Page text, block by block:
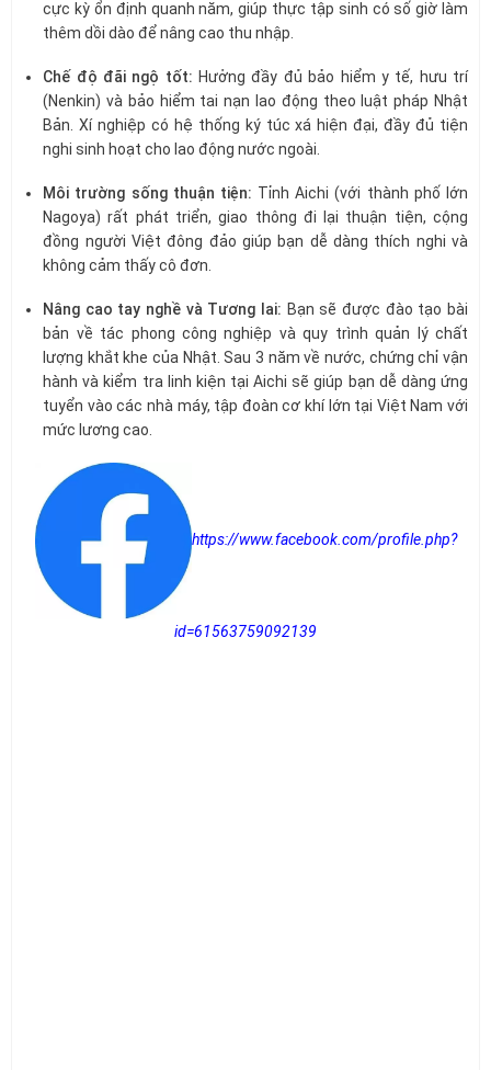
cực kỳ ổn định quanh năm, giúp thực tập sinh có số giờ làm
thêm dồi dào để nâng cao thu nhập.
Chế độ đãi ngộ tốt: Hưởng đầy đủ bảo hiểm y tế, hưu trí
(Nenkin) và bảo hiểm tai nạn lao động theo luật pháp Nhật
Bản. Xí nghiệp có hệ thống ký túc xá hiện đại, đầy đủ tiện
nghi sinh hoạt cho lao động nước ngoài.
Môi trường sống thuận tiện: Tỉnh Aichi (với thành phố lớn
Nagoya) rất phát triển, giao thông đi lại thuận tiện, cộng
đồng người Việt đông đảo giúp bạn dễ dàng thích nghi và
không cảm thấy cô đơn.
Nâng cao tay nghề và Tương lai: Bạn sẽ được đào tạo bài
bản về tác phong công nghiệp và quy trình quản lý chất
lượng khắt khe của Nhật. Sau 3 năm về nước, chứng chỉ vận
hành và kiểm tra linh kiện tại Aichi sẽ giúp bạn dễ dàng ứng
tuyển vào các nhà máy, tập đoàn cơ khí lớn tại Việt Nam với
mức lương cao.
https://www.facebook.com/profile.php?
id=61563759092139